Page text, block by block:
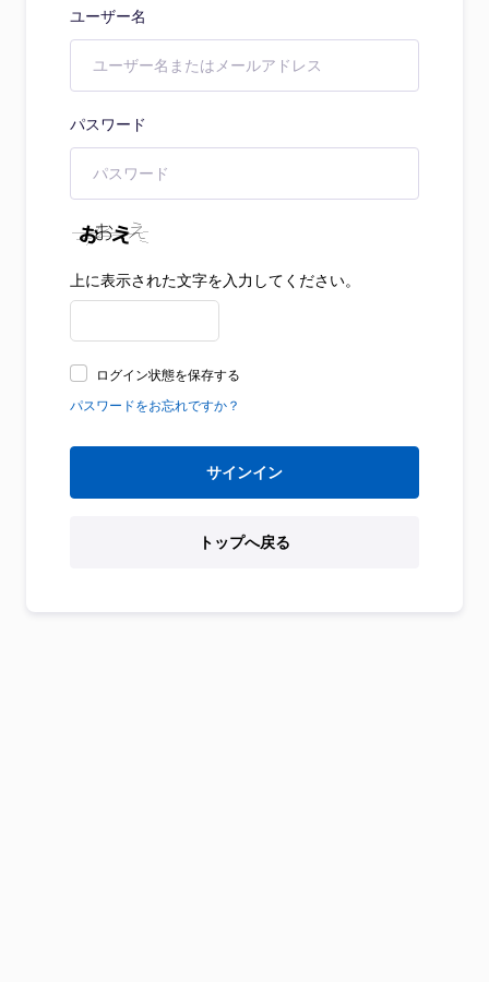
ユーザー名
パスワード
上に表示された文字を入力してください。
ログイン状態を保存する
パスワードをお忘れですか？
サインイン
トップへ戻る